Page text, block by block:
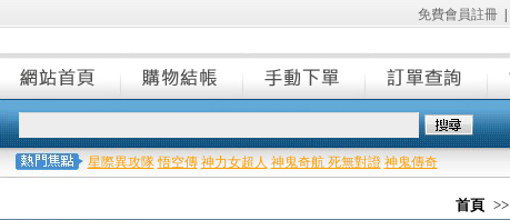
免費會員註冊|
星際異攻隊 悟空傳 神力女超人 神鬼奇航 死無對證 神鬼傳奇
首頁 >>